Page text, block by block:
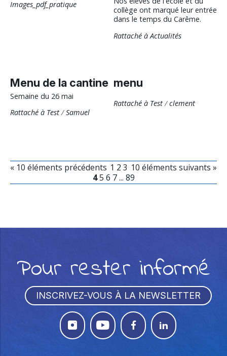
Images_pdf_pratique
collège ont marqué leur entrée
dans le temps du Carême.
Rattaché à Actualités
Menu de la cantine
Semaine du 26 mai
Rattaché à Test /Samuel
menu
Rattaché à Test /clement
« 10 éléments précédents 10 éléments suivants »
1 2 3
4 5 6 7 ... 89
Pour rester informé
INSCRIVEZ-VOUS À LA NEWSLETTER
   